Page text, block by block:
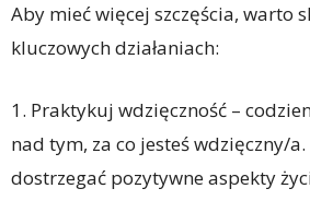
Aby mieć więcej szczęścia, warto
kluczowych działaniach:
1. Praktykuj wdzięczność –
nad tym, za co jesteś wdzięczny/
dostrzegać pozytywne aspekty